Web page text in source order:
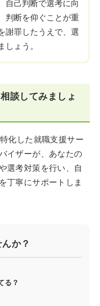
自己判断で選考に向
判断を仰ぐことが重
謝罪したうえで、選
ょう。
談してみましょ
化した就職支援サー
イザーが、あなたの
選考対策を行い、自
丁寧にサポートしま
か？
る？